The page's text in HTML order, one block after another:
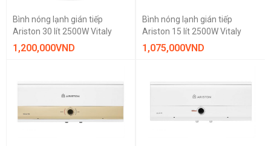
Bình nóng lạnh gián tiếp
Ariston 30 lít 2500W Vitaly
1,200,000VND
Bình nóng lạnh gián tiếp
Ariston 15 lít 2500W Vitaly
1,075,000VND